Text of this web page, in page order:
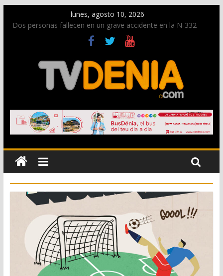
lunes, agosto 10, 2026
Dos personas fallecen en un grave accidente en la N-332
Dénia prepara un dispositivo especial con motivo del eclipse
solar del 12 de agosto
La Guardia Civil desarticula en Calpe una red que robó
centenares de joyas valoradas en un millón de euros – Vídeo
Opinión: Gent de Dénia exige al Ayuntamiento que se
posicione ante la reforma del Reglamento de Costas del
MITECO
Nacen las primeras tortugas de Diana y eclosionan otras no
identificadas en la playa de Les Deveses